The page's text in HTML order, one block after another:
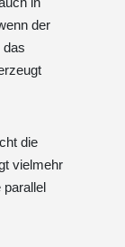
der
das
die
vielmehr
parallel